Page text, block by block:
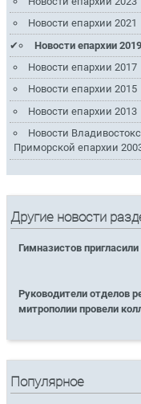
Новости епархии 2021
Новости епархии 2019
Новости епархии 2017
Новости епархии 2015
Новости епархии 2013
Новости
Приморской епархии
Другие новости
Гимназистов
Руководители отделов
митрополии провели
Популярное